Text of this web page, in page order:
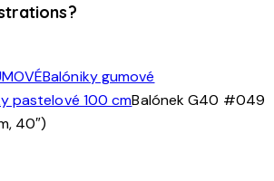
Balóniky gumové
pastelové 100 cmBalónek G40 #049
40″)